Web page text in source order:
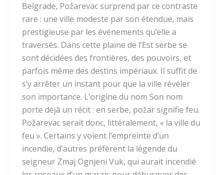
Belgrade, Požarevac surprend par ce contraste
rare : une ville modeste par son étendue, mais
prestigieuse par les événements qu’elle a
traversés. Dans cette plaine de l’Est serbe se
sont décidées des frontières, des pouvoirs, et
parfois même des destins impériaux. Il suffit de
s’y arrêter un instant pour que la ville révé­ler
son importance. L’origine du nom Son nom
porte déjà un récit : en serbe, požar signifie feu.
Požarevac serait donc, littéralement, « la ville du
feu ». Certains y voient l’empreinte d’un
incendie, d’autres préfèrent la légende du
seigneur Zmaj Ognjeni Vuk, qui aurait incendié